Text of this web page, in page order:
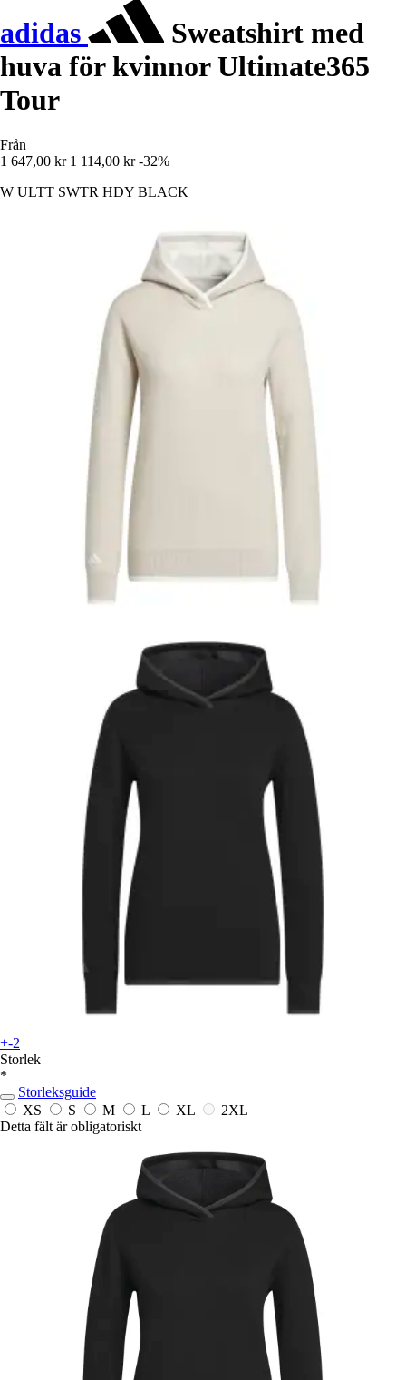
adidas
Sweatshirt med
huva för kvinnor Ultimate365
Tour
Från
1 647,00 kr 1 114,00 kr -32%
W ULTT SWTR HDY BLACK
+-2
Storlek
*
Storleksguide
XS
S M L XL
2XL
Detta fält är obligatoriskt